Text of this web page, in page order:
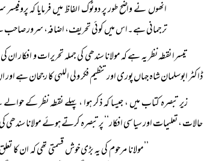
انھوں نے واضح طور پر دوٹوک الفاظ میں فرمایا کہ
ترجمانی ہے۔اس میں کوئی تحریف، اضافہ، سرور صاحب
تیسرا نقطہ نظر یہ ہے کہ مولانا سندھی کی جملہ تحریرات و افکار
ڈاکٹر ابوسلمان شاہ جہاں پوری اور تنظیم فکر ولی اللہی کا
زیر تبصرہ کتاب میں ، جیسا کہ ذکر ہوا ، پہلے نقطہ نظر کے
حالات ، تعلیمات اور سیاسی افکار‘‘ پر تبصرہ کرتے ہوئے مولانا سندھی
’’مولانا مرحوم کی یہ بڑی خوش قسمتی تھی کہ ان